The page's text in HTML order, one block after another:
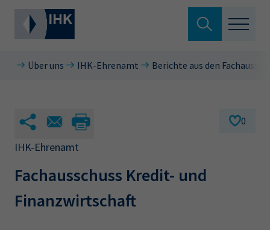
Aus- & Fortbildung
Berufszugang
Ratgeber
Service & Anträge
Suche verlassen
Hier können Sie auch aus den meistgesuchten
Über uns IHK-Ehrenamt Berichte aus den
0
IHK-Ehrenamt
Fachausschuss Kredit- und
Finanzwirtschaft